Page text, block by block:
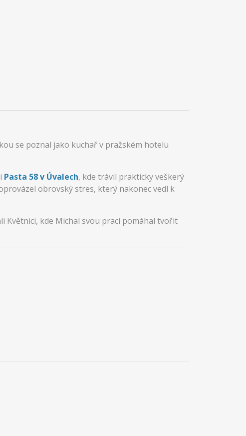
se poznal jako kuchař v pražském hotelu
Pasta 58 v Úvalech, kde trávil prakticky veškerý
obrovský stres, který nakonec vedl k
Květnici, kde Michal svou prací pomáhal tvořit